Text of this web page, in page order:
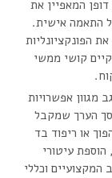
המאפיין את
התאמה אישית.
הפונקציונליות
קושי ממשי
מגוון אפשרויות
הערך שמקבל
או ריפוד בד
עיטורי
המקצועיים וכללי